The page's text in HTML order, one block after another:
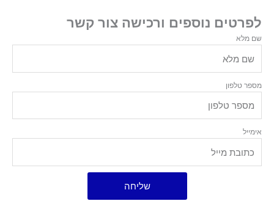
לפרטים נוספים ורכישה צור קשר
שם מלא
מספר טלפון
אימייל
שליחה